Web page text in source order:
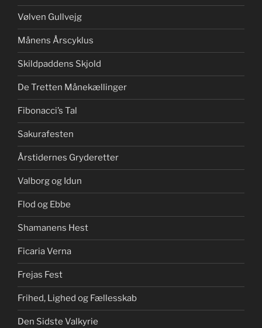
Vølven Gullvejg
Månens Årscyklus
Skildpaddens Skjold
De Tretten Månekællinger
Fibonacci’s Tal
Sakurafesten
Årstidernes Gryderetter
Valborg og Idun
Flod og Ebbe
Shamanens Hest
Ficaria Verna
Frejas Fest
Frihed, Lighed og Fællesskab
Den Sidste Valkyrie